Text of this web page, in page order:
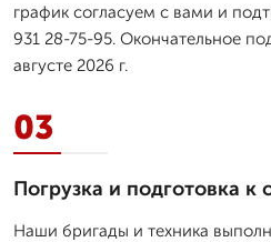
график согласуем с вами и
931 28-75-95. Окончательное
августе 2026 г.
03
Погрузка и подготовка к
Наши бригады и техника